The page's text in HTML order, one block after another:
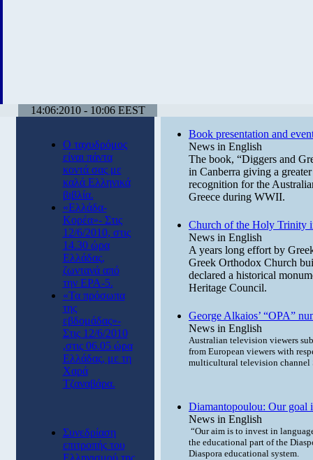
14:06:2010 - 10:06 EEST
Ο ταχυδρόμος
είναι πάντα
κοντά σας με
καλά Ελληνικά
βιβλία.
«Ελλάδα-
Κορέα»- Στις
12/6/2010, στις
14.30 ώρα
Ελλάδας,
ζωντανά από
την ΕΡΑ-5.
«Τα πρόσωπα
της
εβδομάδας»-
Στις 12/6/2010
,στις 06.05 ώρα
Ελλάδας, με τη
Χαρά
Τζαναβάρα.
Συνεδρίαση
επιτροπής του
Ελληνισμού της
Book presentation and
News in English
The book, “Diggers and
in Canberra giving a
recognition for the
Greece during WWII.
Church of the Holy Trinity
News in English
A years long effort by
Greek Orthodox Church
declared a historical
Heritage Council.
George Alkaios’ “OPA”
News in English
Australian television viewers
from European viewers with
multicultural television channel
Diamantopoulou: Our goal
News in English
“Our aim is to invest in
the educational part of the
Diaspora educational system.